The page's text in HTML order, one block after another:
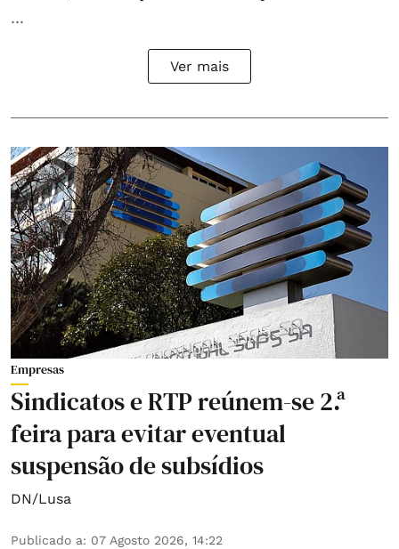
...
Ver mais
Empresas
Sindicatos e RTP reúnem-se 2.ª
feira para evitar eventual
suspensão de subsídios
DN/Lusa
Publicado a: 07 Agosto 2026, 14:22